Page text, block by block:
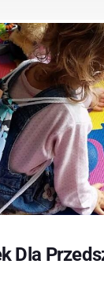
Dla